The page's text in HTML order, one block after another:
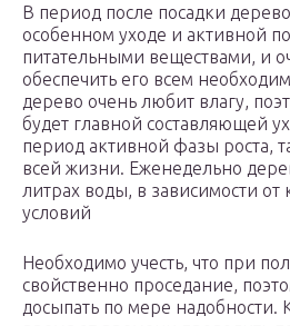
В период после посадки
особенном уходе и активной
питательными веществами, и
обеспечить его всем
дерево очень любит влагу,
будет главной составляющей
период активной фазы роста,
всей жизни. Еженедельно
литрах воды, в зависимости от
условий
Необходимо учесть, что при
свойственно проседание,
досыпать по мере надобности.